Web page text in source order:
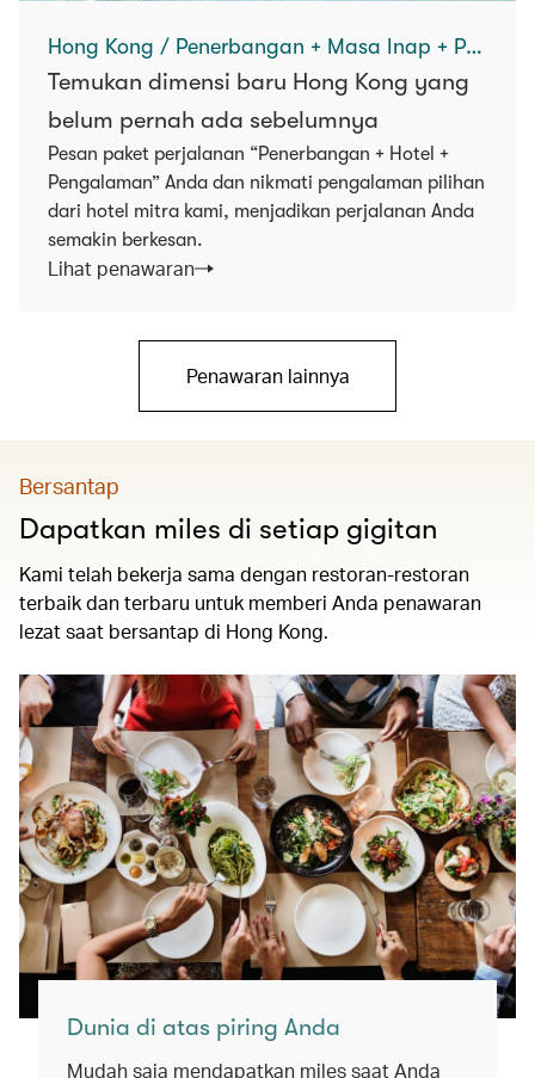
Hong Kong / Penerbangan + Masa Inap + Pengalaman
Temukan dimensi baru Hong Kong yang
belum pernah ada sebelumnya
Pesan paket perjalanan “Penerbangan + Hotel +
Pengalaman” Anda dan nikmati pengalaman pilihan
dari hotel mitra kami, menjadikan perjalanan Anda
semakin berkesan.
Lihat penawaran
Penawaran lainnya
Bersantap
Dapatkan miles di setiap gigitan
Kami telah bekerja sama dengan restoran-restoran
terbaik dan terbaru untuk memberi Anda penawaran
lezat saat bersantap di Hong Kong.
Dunia di atas piring Anda
Mudah saja mendapatkan miles saat Anda